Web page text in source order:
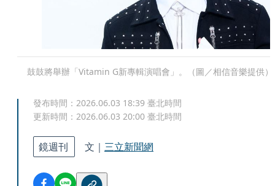
鼓鼓將舉辦「Vitamin G新專輯演唱會」。（圖／相信音樂提供）
發布時間： 2026.06.03 18:39 臺北時間
更新時間： 2026.06.03 20:00 臺北時間
鏡週刊 文｜ 三立新聞網